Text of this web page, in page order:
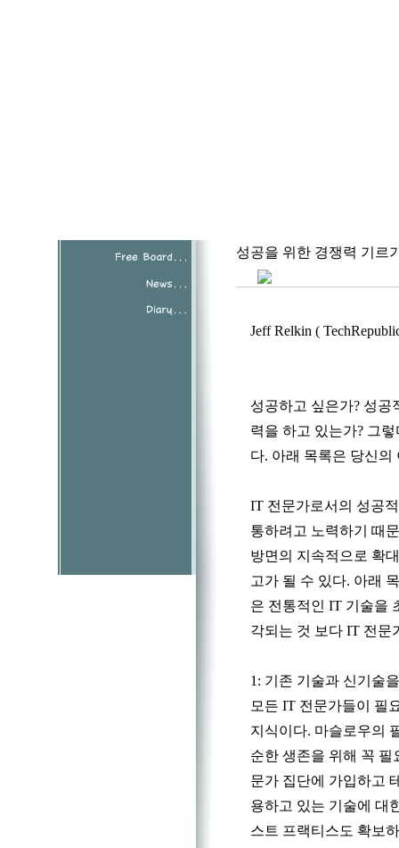
성공을 위한 경쟁력 기르
Jeff Relkin (
성공하고 싶은가? 성
력을 하고 있는가? 그
다. 아래 목록은 당신
IT 전문가로서의 성공
통하려고 노력하기 때
방면의 지속적으로 확
고가 될 수 있다. 아래
은 전통적인 IT 기술을
각되는 것 보다 IT 전문
1: 기존 기술과 신기술
모든 IT 전문가들이 필
지식이다. 마슬로우의
순한 생존을 위해 꼭
문가 집단에 가입하고
용하고 있는 기술에 대
스트 프랙티스도 확보